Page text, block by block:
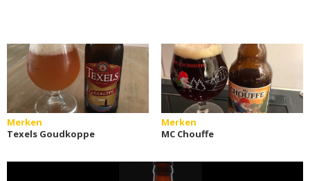
Merken
Texels Goudkoppe
Merken
MC Chouffe